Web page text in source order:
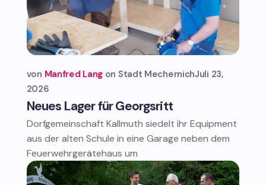
Neues Lager für Georgsritt
von Manfred Lang Stadt MechernichJuli 23,
2026
Dorfgemeinschaft Kallmuth siedelt ihr Equipment
aus der alten Schule in eine Garage neben dem
Feuerwehrgerätehaus um